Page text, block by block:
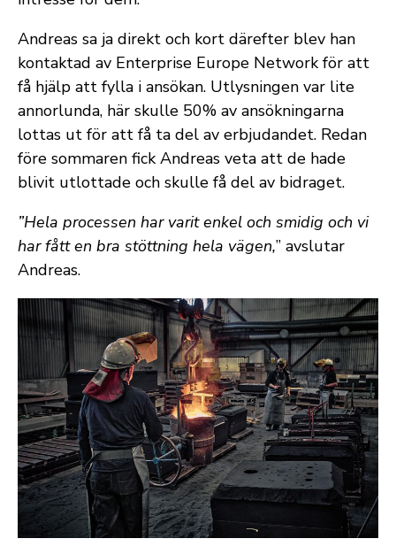
Andreas sa ja direkt och kort därefter blev han
kontaktad av Enterprise Europe Network för att
få hjälp att fylla i ansökan. Utlysningen var lite
annorlunda, här skulle 50% av ansökningarna
lottas ut för att få ta del av erbjudandet. Redan
före sommaren fick Andreas veta att de hade
blivit utlottade och skulle få del av bidraget.
”Hela processen har varit enkel och smidig och vi
har fått en bra stöttning hela vägen,” avslutar
Andreas.